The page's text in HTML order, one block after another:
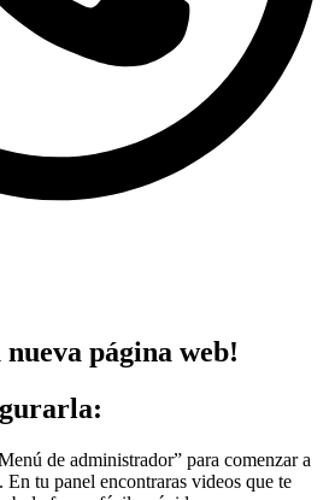
página web!
de administrador” para comenzar a
tu panel encontraras videos que te